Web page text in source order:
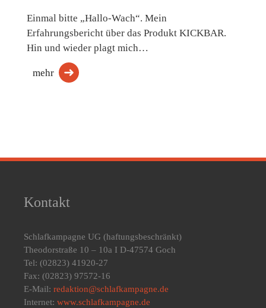
Einmal bitte „Hallo-Wach“. Mein
Erfahrungsbericht über das Produkt KICKBAR.
Hin und wieder plagt mich…
mehr
Kontakt
Schlafkampagne UG (haftungsbeschränkt)
Theodorstraße 10 – 10a I D-47574 Goch
Tel: (02823) 41920-27
Fax: (02823) 97572-16
E-Mail: redaktion@schlafkampagne.de
Internet: www.schlafkampagne.de